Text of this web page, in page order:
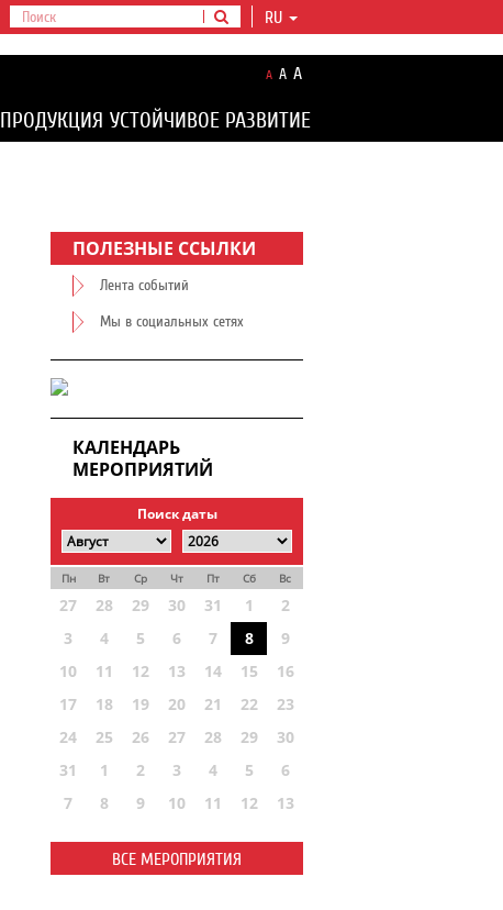
RU
A A A
ПРОДУКЦИЯ УСТОЙЧИВОЕ РАЗВИТИЕ
ПОЛЕЗНЫЕ ССЫЛКИ
Лента событий
Мы в социальных сетях
КАЛЕНДАРЬ
МЕРОПРИЯТИЙ
Поиск даты
Пн Вт Ср Чт Пт Сб Вс
27 28 29 30 31 1
2
3
4 5 6 7 8
9
10
11 12 13 14 15
16
17
18 19 20 21 22
23
24
25 26 27 28 29
30
31
1 2 3 4 5
6
7
8 9 10 11 12 13
ВСЕ МЕРОПРИЯТИЯ